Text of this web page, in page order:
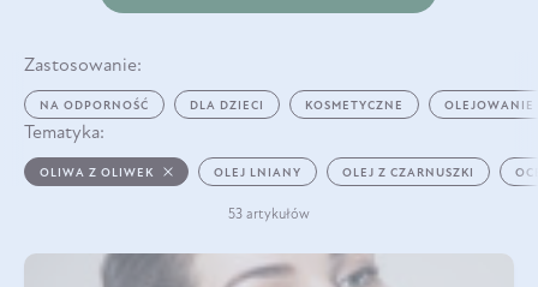
Zastosowanie:
NA ODPORNOŚĆ DLA DZIECI KOSMETYCZNE OLEJOWANIE
Tematyka:
OLIWA Z OLIWEK OLEJ LNIANY OLEJ Z CZARNUSZKI
53 artykułów